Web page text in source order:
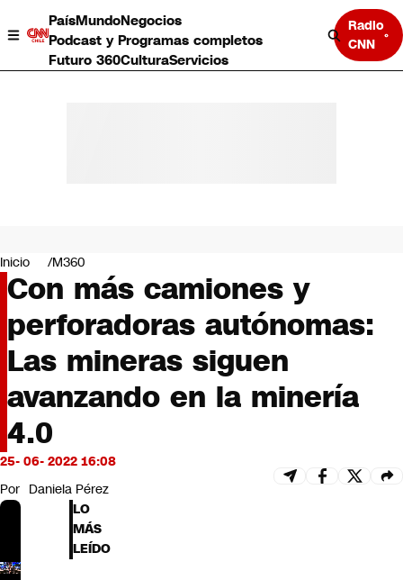
PaísMundoNegocios
Podcast y Programas completos
Futuro 360CulturaServicios
Radio
CNN
Negocios
Deportes
Programas completos
Cultura
Servicios
Bits
CNN tiempo
Futuro 360
Opinión
Inicio M360
Con más camiones y
perforadoras autónomas:
Las mineras siguen
avanzando en la minería
4.0
25- 06- 2022 16:08
Por Daniela Pérez
LO
MÁS
LEÍDO